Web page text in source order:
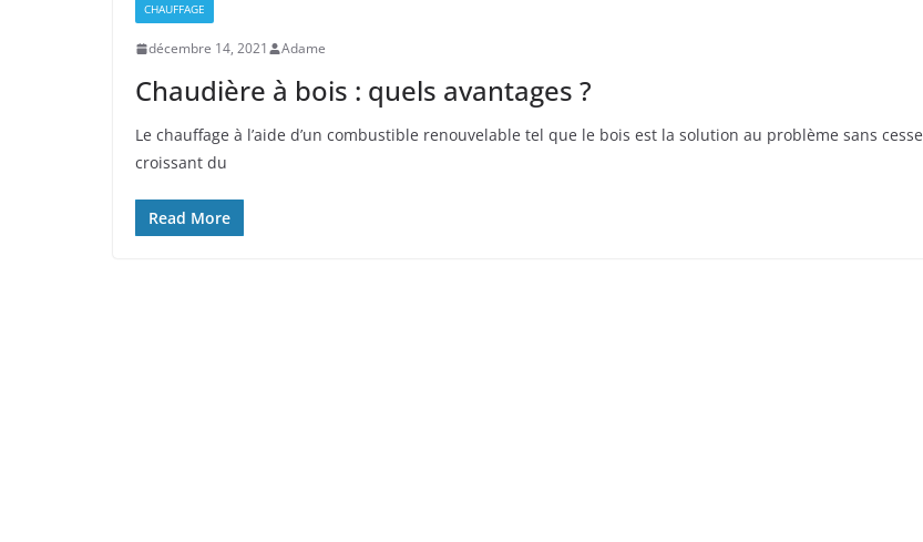
CHAUFFAGE
décembre 14, 2021 Adame
Chaudière à bois : quels avantages ?
Le chauffage à l’aide d’un combustible renouvelable tel que le bois est la solution au problème sans cesse
croissant du
Read More